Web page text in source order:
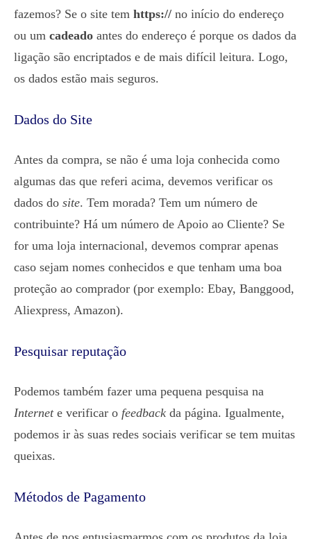
fazemos? Se o site tem https:// no início do endereço
ou um cadeado antes do endereço é porque os dados da
ligação são encriptados e de mais difícil leitura. Logo,
os dados estão mais seguros.
Dados do Site
Antes da compra, se não é uma loja conhecida como
algumas das que referi acima, devemos verificar os
dados do site. Tem morada? Tem um número de
contribuinte? Há um número de Apoio ao Cliente? Se
for uma loja internacional, devemos comprar apenas
caso sejam nomes conhecidos e que tenham uma boa
proteção ao comprador (por exemplo: Ebay, Banggood,
Aliexpress, Amazon).
Pesquisar reputação
Podemos também fazer uma pequena pesquisa na
Internete verificar o feedback da página. Igualmente,
podemos ir às suas redes sociais verificar se tem muitas
queixas.
Métodos de Pagamento